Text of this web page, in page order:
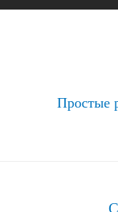
Простые